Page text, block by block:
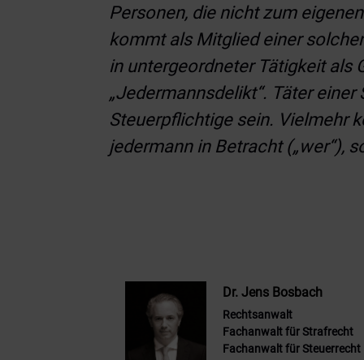
Personen, die nicht zum
kommt als Mitglied einer
in untergeordneter Tätigkeit als
„Jedermannsdelikt“. Täter
Steuerpflichtige sein. Vielmehr
jedermann in Betracht („wer“),
Dr. Jens Bosbach
Rechtsanwalt
Fachanwalt für Strafrecht
Fachanwalt für Steuerrecht